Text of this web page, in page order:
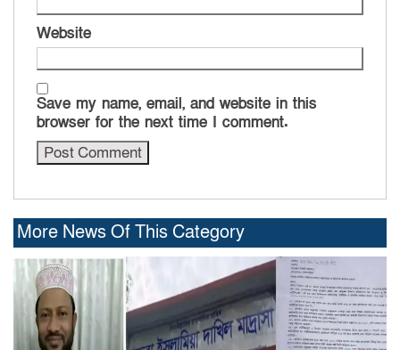
Website
Save my name, email, and website in this
browser for the next time I comment.
More News Of This Category